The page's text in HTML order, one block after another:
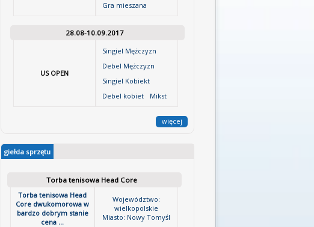
Gra mieszana
28.08-10.09.2017
US OPEN
Singiel Mężczyzn
Debel Mężczyzn
Singiel Kobiekt
Debel kobiet
Mikst
więcej
giełda sprzętu
Torba tenisowa Head Core
Torba tenisowa Head
Core dwukomorowa w
bardzo dobrym stanie
cena ...
Województwo:
wielkopolskie
Miasto: Nowy Tomyśl